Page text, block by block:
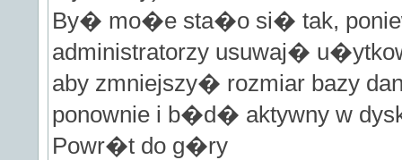
By� mo�e sta�o si� tak,
administratorzy usuwaj�
aby zmniejszy� rozmiar bazy
ponownie i b�d� aktywny w
Powr�t do g�ry